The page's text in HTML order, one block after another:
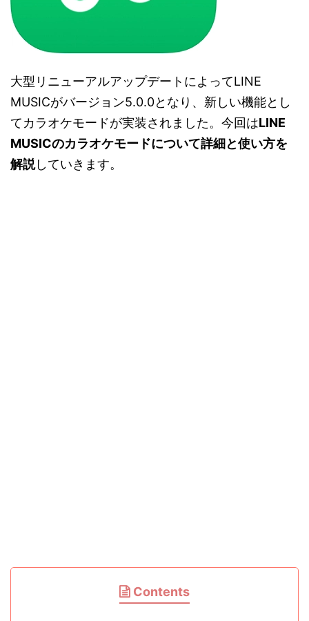
大型リニューアルアップデートによってLINE
MUSICがバージョン5.0.0となり、新しい機能とし
てカラオケモードが実装されました。今回はLINE
MUSICのカラオケモードについて詳細と使い方を
解説していきます。
Contents